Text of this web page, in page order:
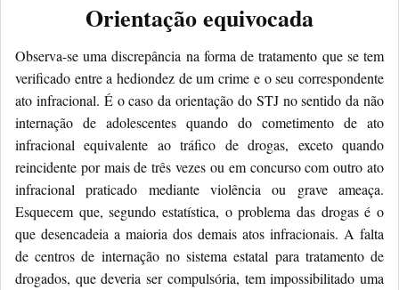
Orientação equivocada
Observa-se uma discrepância na forma de tratamento que se tem
verificado entre a hediondez de um crime e o seu correspondente
ato infracional. É o caso da orientação do STJ no sentido da não
internação de adolescentes quando do cometimento de ato
infracional equivalente ao tráfico de drogas, exceto quando
reincidente por mais de três vezes ou em concurso com outro ato
infracional praticado mediante violência ou grave ameaça.
Esquecem que, segundo estatística, o problema das drogas é o
que desencadeia a maioria dos demais atos infracionais. A falta
de centros de internação no sistema estatal para tratamento de
drogados, que deveria ser compulsória, tem impossibilitado uma